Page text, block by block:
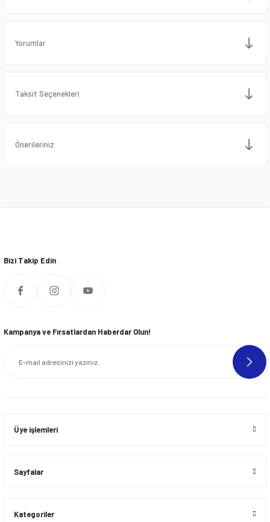
Yorumlar
Taksit Seçenekleri
Önerileriniz
Bizi Takip Edin
Kampanya ve Fırsatlardan Haberdar Olun!
Üye işlemleri
Sayfalar
Kategoriler